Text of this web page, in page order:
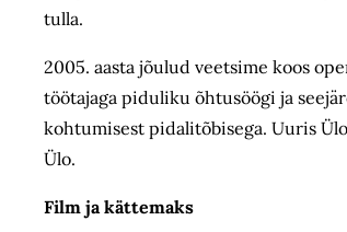
tulla.
2005. aasta jõulud veetsime koos
töötajaga piduliku õhtusöögi ja
kohtumisest pidalitõbisega. Uuris
Ülo.
Film ja kättemaks